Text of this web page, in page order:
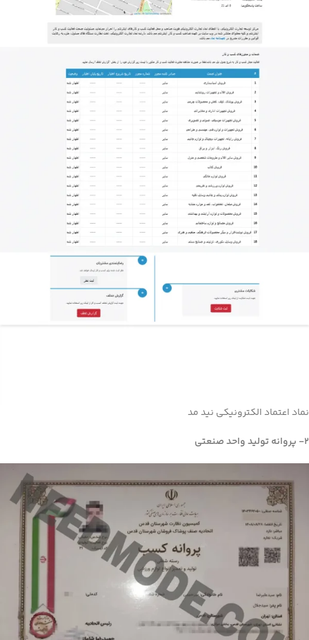
نماد اعتماد الکترونیکی نید مد
2- پروانه تولید واحد صنعتی